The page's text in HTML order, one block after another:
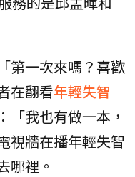
第一次來嗎？喜歡
在翻看年輕失智
「我也有做一本，
視牆在播年輕失智
哪裡。